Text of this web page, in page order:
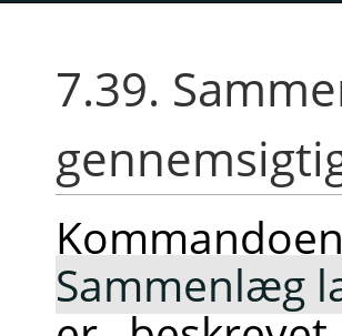
7.39.
Kommandoen
Sammenlæg